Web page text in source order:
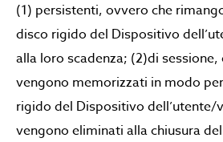
(1) persistenti, ovvero che
disco rigido del Dispositivo
alla loro scadenza; (2)di
vengono memorizzati in modo
rigido del Dispositivo dell’utente/
vengono eliminati alla chiusura